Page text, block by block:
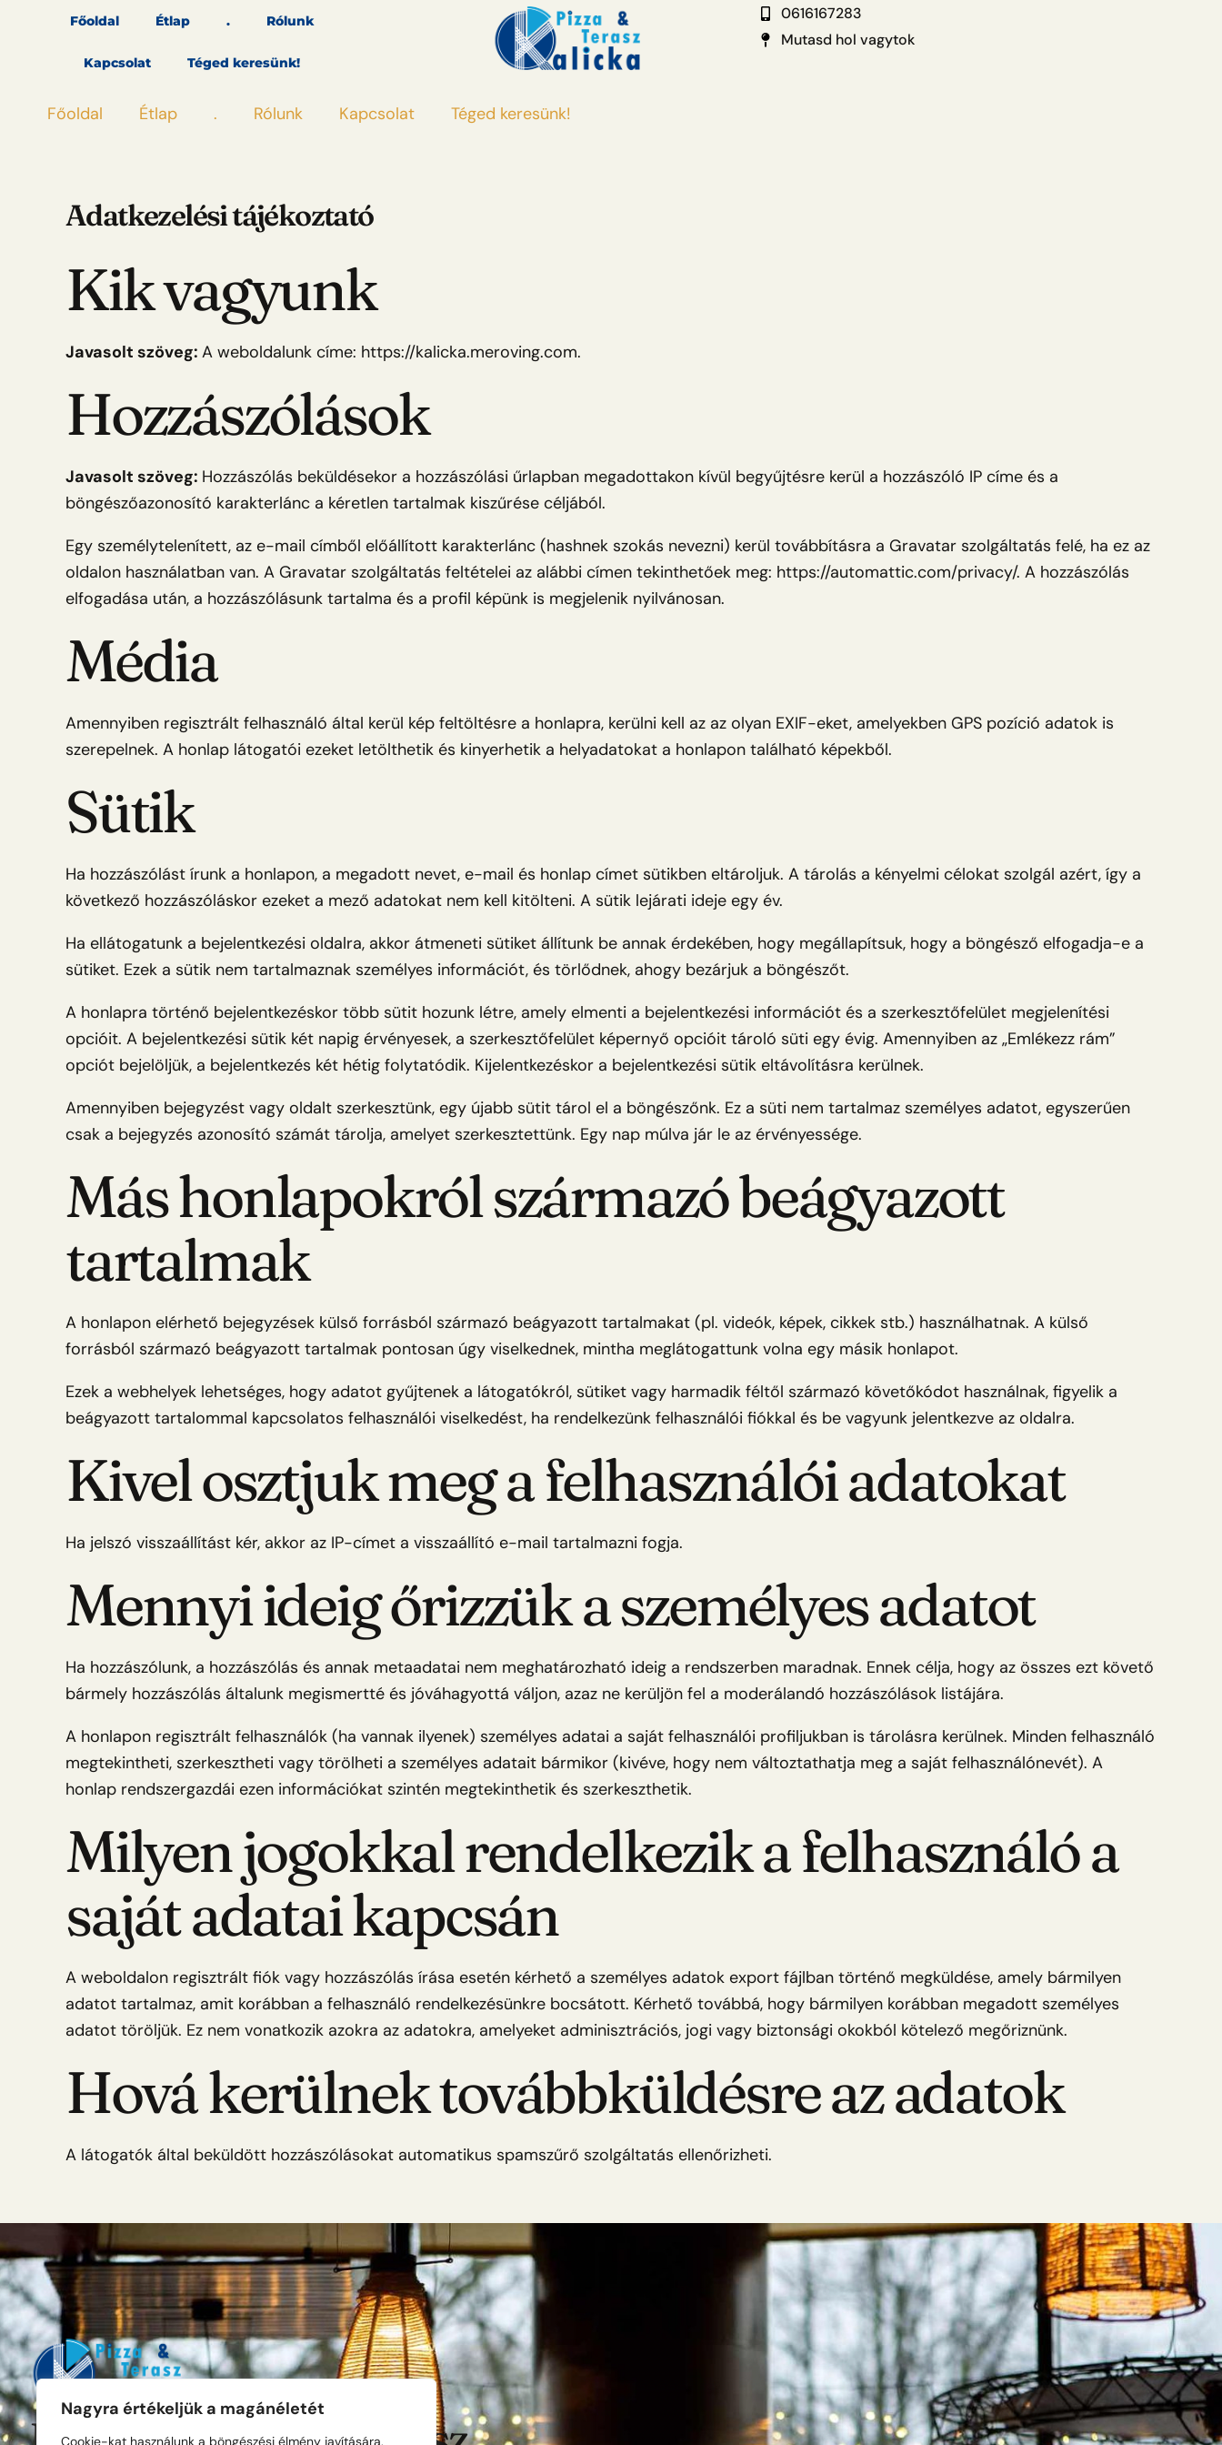
Nagyra értékeljük a magánéletét
Cookie-kat használunk a böngészési élmény javítására,
Főoldal Étlap . Rólunk
Kapcsolat Téged keresünk!
0616167283
Mutasd hol vagytok
Főoldal Étlap . Rólunk Kapcsolat Téged keresünk!
Adatkezelési tájékoztató
Kik vagyunk
Javasolt szöveg: A weboldalunk címe: https://kalicka.meroving.com.
Hozzászólások
Javasolt szöveg: Hozzászólás beküldésekor a hozzászólási űrlapban megadottakon kívül begyűjtésre kerül a hozzászóló IP címe és a
böngészőazonosító karakterlánc a kéretlen tartalmak kiszűrése céljából.
Egy személytelenített, az e-mail címből előállított karakterlánc (hashnek szokás nevezni) kerül továbbításra a Gravatar szolgáltatás felé, ha ez az
oldalon használatban van. A Gravatar szolgáltatás feltételei az alábbi címen tekinthetőek meg: https://automattic.com/privacy/. A hozzászólás
elfogadása után, a hozzászólásunk tartalma és a profil képünk is megjelenik nyilvánosan.
Média
Amennyiben regisztrált felhasználó által kerül kép feltöltésre a honlapra, kerülni kell az az olyan EXIF-eket, amelyekben GPS pozíció adatok is
szerepelnek. A honlap látogatói ezeket letölthetik és kinyerhetik a helyadatokat a honlapon található képekből.
Sütik
Ha hozzászólást írunk a honlapon, a megadott nevet, e-mail és honlap címet sütikben eltároljuk. A tárolás a kényelmi célokat szolgál azért, így a
következő hozzászóláskor ezeket a mező adatokat nem kell kitölteni. A sütik lejárati ideje egy év.
Ha ellátogatunk a bejelentkezési oldalra, akkor átmeneti sütiket állítunk be annak érdekében, hogy megállapítsuk, hogy a böngésző elfogadja-e a
sütiket. Ezek a sütik nem tartalmaznak személyes információt, és törlődnek, ahogy bezárjuk a böngészőt.
A honlapra történő bejelentkezéskor több sütit hozunk létre, amely elmenti a bejelentkezési információt és a szerkesztőfelület megjelenítési
opcióit. A bejelentkezési sütik két napig érvényesek, a szerkesztőfelület képernyő opcióit tároló süti egy évig. Amennyiben az „Emlékezz rám”
opciót bejelöljük, a bejelentkezés két hétig folytatódik. Kijelentkezéskor a bejelentkezési sütik eltávolításra kerülnek.
Amennyiben bejegyzést vagy oldalt szerkesztünk, egy újabb sütit tárol el a böngészőnk. Ez a süti nem tartalmaz személyes adatot, egyszerűen
csak a bejegyzés azonosító számát tárolja, amelyet szerkesztettünk. Egy nap múlva jár le az érvényessége.
Más honlapokról származó beágyazott
tartalmak
A honlapon elérhető bejegyzések külső forrásból származó beágyazott tartalmakat (pl. videók, képek, cikkek stb.) használhatnak. A külső
forrásból származó beágyazott tartalmak pontosan úgy viselkednek, mintha meglátogattunk volna egy másik honlapot.
Ezek a webhelyek lehetséges, hogy adatot gyűjtenek a látogatókról, sütiket vagy harmadik féltől származó követőkódot használnak, figyelik a
beágyazott tartalommal kapcsolatos felhasználói viselkedést, ha rendelkezünk felhasználói fiókkal és be vagyunk jelentkezve az oldalra.
Kivel osztjuk meg a felhasználói adatokat
Ha jelszó visszaállítást kér, akkor az IP-címet a visszaállító e-mail tartalmazni fogja.
Mennyi ideig őrizzük a személyes adatot
Ha hozzászólunk, a hozzászólás és annak metaadatai nem meghatározható ideig a rendszerben maradnak. Ennek célja, hogy az összes ezt követő
bármely hozzászólás általunk megismertté és jóváhagyottá váljon, azaz ne kerüljön fel a moderálandó hozzászólások listájára.
A honlapon regisztrált felhasználók (ha vannak ilyenek) személyes adatai a saját felhasználói profiljukban is tárolásra kerülnek. Minden felhasználó
megtekintheti, szerkesztheti vagy törölheti a személyes adatait bármikor (kivéve, hogy nem változtathatja meg a saját felhasználónevét). A
honlap rendszergazdái ezen információkat szintén megtekinthetik és szerkeszthetik.
Milyen jogokkal rendelkezik a felhasználó a
saját adatai kapcsán
A weboldalon regisztrált fiók vagy hozzászólás írása esetén kérhető a személyes adatok export fájlban történő megküldése, amely bármilyen
adatot tartalmaz, amit korábban a felhasználó rendelkezésünkre bocsátott. Kérhető továbbá, hogy bármilyen korábban megadott személyes
adatot töröljük. Ez nem vonatkozik azokra az adatokra, amelyeket adminisztrációs, jogi vagy biztonsági okokból kötelező megőriznünk.
Hová kerülnek továbbküldésre az adatok
A látogatók által beküldött hozzászólásokat automatikus spamszűrő szolgáltatás ellenőrizheti.